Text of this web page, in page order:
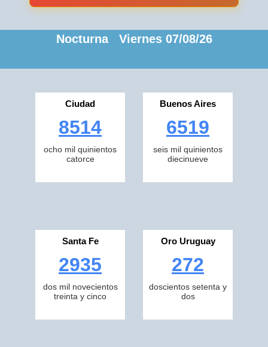
Nocturna Viernes 07/08/26
Ciudad
8514
ocho mil quinientos
catorce
Buenos Aires
6519
seis mil quinientos
diecinueve
Santa Fe
2935
dos mil novecientos
treinta y cinco
Oro Uruguay
272
doscientos setenta y
dos